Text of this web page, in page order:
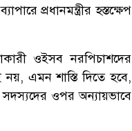
প্রধানমন্ত্রীর হস্তক্ষেপ
ওইসব নরপিচাশদের
এমন শাস্তি দিতে হবে,
ওপর অন্যায়ভাবে